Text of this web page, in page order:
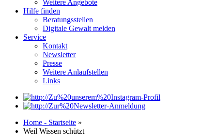
Weitere Angebote
Hilfe finden
Beratungsstellen
Digitale Gewalt melden
Service
Kontakt
Newsletter
Presse
Weitere Anlaufstellen
Links
Home - Startseite »
Weil Wissen schützt